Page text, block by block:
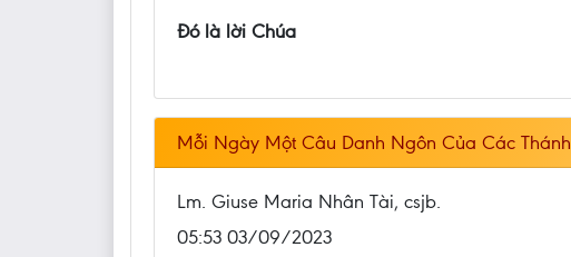
Đó là lời Chúa
Mỗi Ngày Một Câu Danh Ngôn Của Các Thánh
Lm. Giuse Maria Nhân Tài, csjb.
05:53 03/09/2023